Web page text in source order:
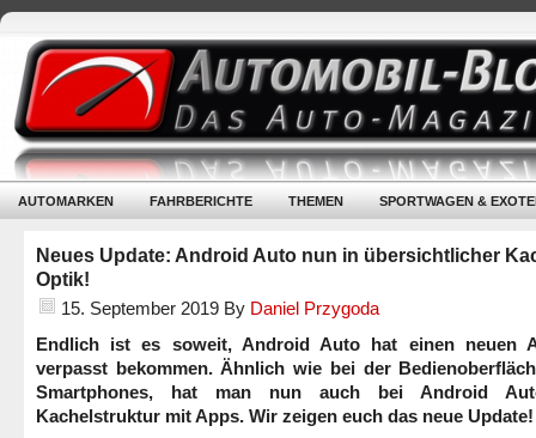
AUTOMARKEN FAHRBERICHTE THEMEN SPORTWAGEN &
Neues Update: Android Auto nun in übersichtlicher
Optik!
15. September 2019 By Daniel Przygoda
Endlich ist es soweit, Android Auto hat einen neuen
verpasst bekommen. Ähnlich wie bei der
Smartphones, hat man nun auch bei Android
Kachelstruktur mit Apps. Wir zeigen euch das neue Update!